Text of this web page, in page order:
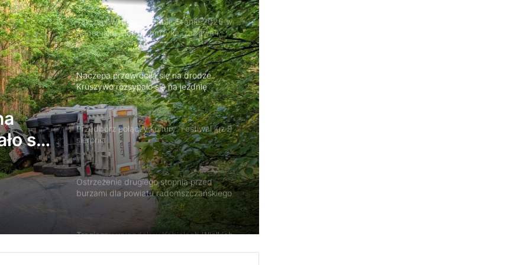
się
Naczepa przewróciła się na drodze.
Kruszywo rozsypało się na jezdnię
Przedbórz połączy kultury. Festiwal już 9
sierpnia
Ostrzeżenie drugiego stopnia przed
burzami dla powiatu radomszczańskiego
Tragiczny wypadek w Kobielach Wielkich.
Nie żyje 22-letni motocyklista
Około 90 tys. zł na szkolenia pracowników.